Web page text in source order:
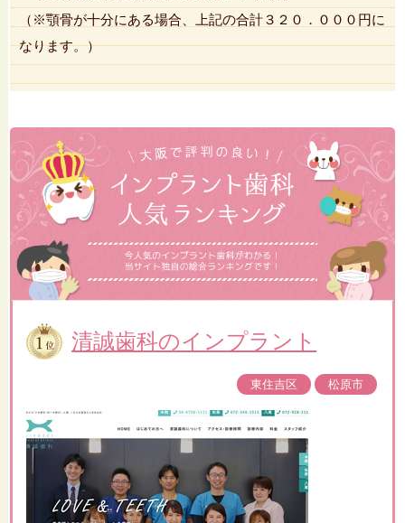
（※顎骨が十分にある場合、上記の合計３２０．０００円に
なります。）
清誠歯科のインプラント
東住吉区 松原市